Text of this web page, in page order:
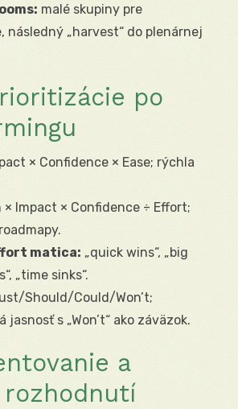
malé skupiny pre
následný „harvest“ do plenárnej
po
× Confidence × Ease; rýchla
× Impact × Confidence ÷ Effort;
matica: „quick wins“, „big
„time sinks“.
Should/Could/Won’t;
jasnosť s „Won’t“ ako záväzok.
a
rozhodnutí